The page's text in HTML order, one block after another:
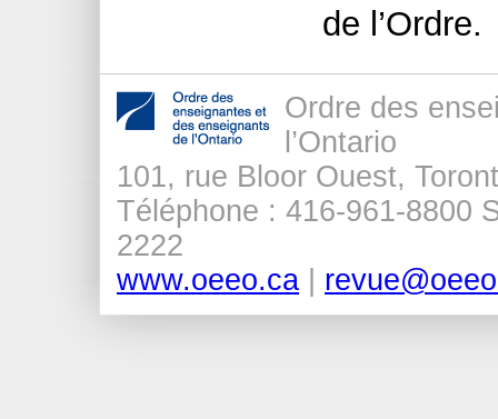
de l’Ordre.
Ordre des
l’Ontario
101, rue Bloor Ouest,
Téléphone : 416-961-8800
2222
www.oeeo.ca